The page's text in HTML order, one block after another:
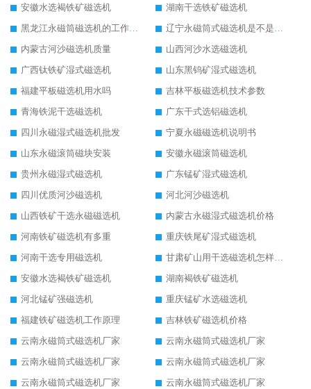
安徽水选褐铁矿磁选机
湖南干选铁矿磁选机
黑龙江永磁筒磁选机的工作原理
辽宁永磁筒式磁选机是不是强磁
内蒙古河沙磁选机质量
山西河沙水选磁选机
广西钛铁矿湿式磁选机
山东黑钨矿湿式磁选机
福建平板磁选机用水吗
吉林平板磁选机技术参数
青海铁泥干选磁选机
广东干式选铝磁选机
四川永磁湿式磁选机批发
宁夏永磁磁选机说明书
山东永磁滚筒磁块安装
安徽永磁滚筒磁选机
贵州永磁湿式磁选机
广东锰矿湿式磁选机
四川优质河沙磁选机
河北河沙磁选机
山西铁矿干选永磁磁选机
内蒙古永磁湿式磁选机价格
河南铁矿磁选机有多重
重庆铁尾矿湿式磁选机
河南干选专用磁选机
甘肃矿山用干选磁选机怎样调磁
安徽水选褐铁矿磁选机
湖南褐铁矿磁选机
河北锰矿强磁选机
重庆锰矿水选磁选机
福建铁矿磁选机工作原理
吉林铁矿磁选机价格
云南永磁筒式磁选机厂家
云南永磁筒式磁选机厂家
云南永磁筒式磁选机厂家
云南永磁筒式磁选机厂家
云南永磁筒式磁选机厂家
云南永磁筒式磁选机厂家